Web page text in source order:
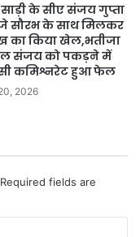
के सीए संजय गुप्ता
सौरभ के साथ मिलकर
का किया खेल,भतीजा
संजय को पकड़ने में
कमिश्नरेट हुआ फेल
2026
Required fields are